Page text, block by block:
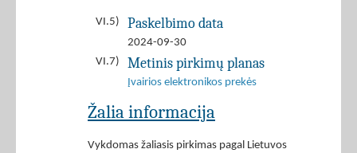
VI.5) Paskelbimo data
2024-09-30
VI.7)
Metinis pirkimų planas
Įvairios elektronikos prekės
Žalia informacija
Vykdomas žaliasis pirkimas pagal Lietuvos